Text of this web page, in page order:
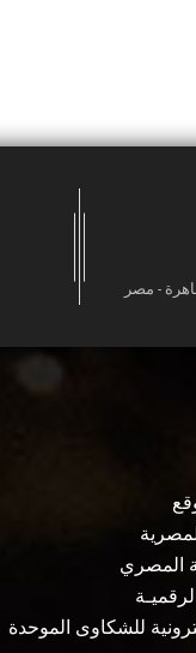
- مصر
المصري
للشكاوى الموحدة